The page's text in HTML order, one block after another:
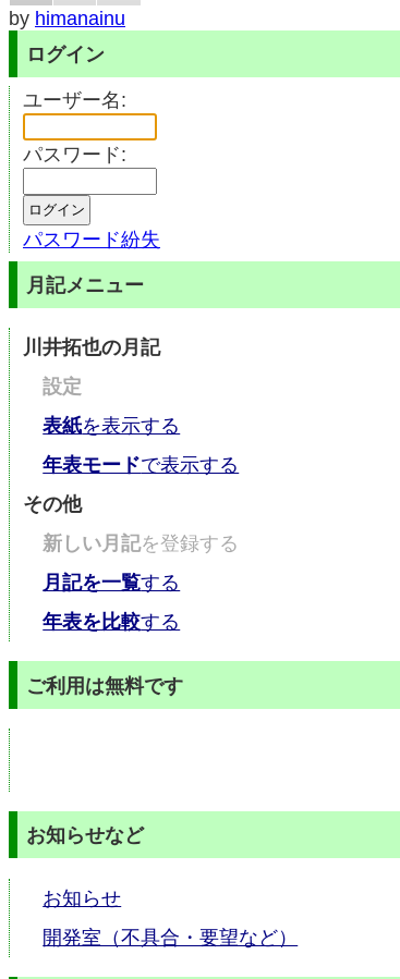
by himanainu
ログイン
ユーザー名:
パスワード:
パスワード紛失
月記メニュー
川井拓也の月記
設定
表紙を表示する
年表モードで表示する
その他
新しい月記を登録する
月記を一覧する
年表を比較する
ご利用は無料です
お知らせなど
お知らせ
開発室（不具合・要望など）